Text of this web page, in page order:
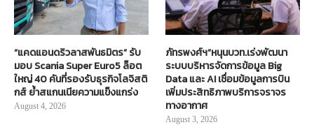
“แคดแอนดริวลาสพันธมิตร” รับ
มอบ Scania Super Euro5 ล็อต
ใหญ่ 40 คันที่รองรับธุรกิจโลจิสติ
กส์ ย้ำสแกนเนียความแข็งแกร่ง
August 4, 2026
ภัทรพงศ์ฯ”หนุนบวท.เร่งพัฒนา
ระบบบริหารจัดการข้อมูล Big
Data และ AI เชื่อมข้อมูลการบิน
เพิ่มประสิทธิภาพบริการจราจร
ทางอากาศ
August 3, 2026